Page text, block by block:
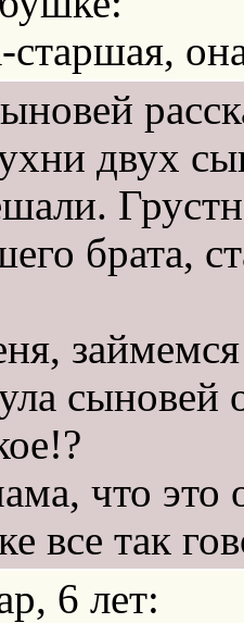
двух
брата,
займемся
сыновей
что это
все так
6 лет: